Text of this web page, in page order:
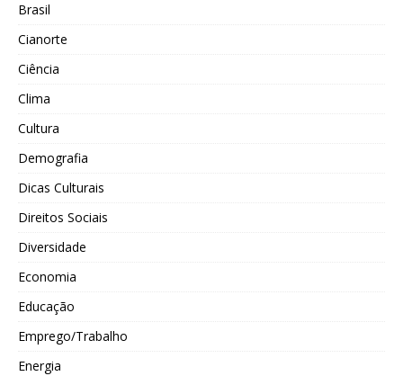
Brasil
Cianorte
Ciência
Clima
Cultura
Demografia
Dicas Culturais
Direitos Sociais
Diversidade
Economia
Educação
Emprego/Trabalho
Energia